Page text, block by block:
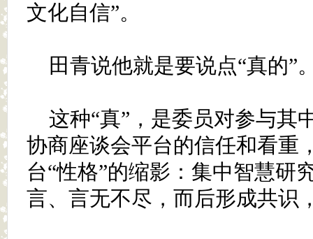
文化自信”。
田青说他就是要说点“真的”
这种“真”，是委员对参与其
协商座谈会平台的信任和看重
台“性格”的缩影：集中智慧研
言、言无不尽，而后形成共识